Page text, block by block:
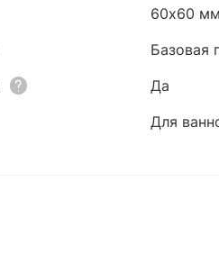
60x60 мм
Базовая
Да
Для